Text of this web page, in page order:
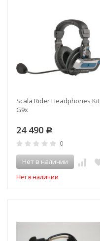
Scala Rider Headphones Kit
G9x
24 490 Р
0
Нет в наличии
Нет в наличии